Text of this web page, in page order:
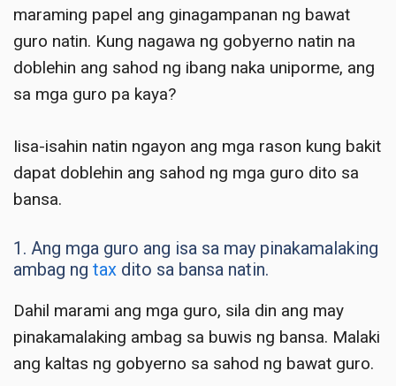
maraming papel ang ginagampanan ng bawat
guro natin. Kung nagawa ng gobyerno natin na
doblehin ang sahod ng ibang naka uniporme, ang
sa mga guro pa kaya?
Iisa-isahin natin ngayon ang mga rason kung bakit
dapat doblehin ang sahod ng mga guro dito sa
bansa.
1. Ang mga guro ang isa sa may pinakamalaking
ambag ng tax dito sa bansa natin.
Dahil marami ang mga guro, sila din ang may
pinakamalaking ambag sa buwis ng bansa. Malaki
ang kaltas ng gobyerno sa sahod ng bawat guro.